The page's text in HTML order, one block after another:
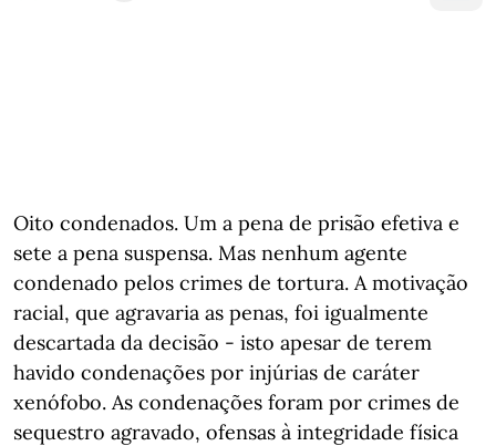
Oito condenados. Um a pena de prisão efetiva e
sete a pena suspensa. Mas nenhum agente
condenado pelos crimes de tortura. A motivação
racial, que agravaria as penas, foi igualmente
descartada da decisão - isto apesar de terem
havido condenações por injúrias de caráter
xenófobo. As condenações foram por crimes de
sequestro agravado, ofensas à integridade física